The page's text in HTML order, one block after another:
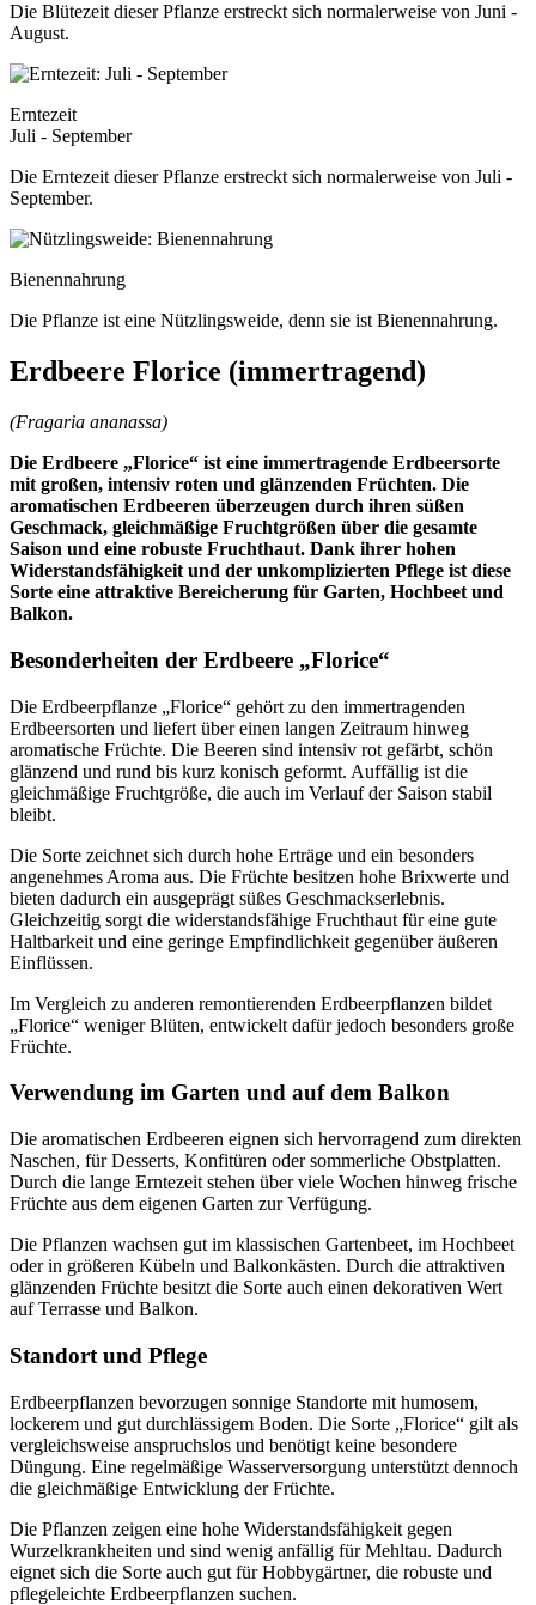
Die Blütezeit dieser Pflanze erstreckt sich normalerweise von Juni -
August.
Erntezeit
Juli - September
Die Erntezeit dieser Pflanze erstreckt sich normalerweise von Juli -
September.
Bienennahrung
Die Pflanze ist eine Nützlingsweide, denn sie ist Bienennahrung.
Erdbeere Florice (immertragend)
(Fragaria ananassa)
Die Erdbeere „Florice“ ist eine immertragende Erdbeersorte
mit großen, intensiv roten und glänzenden Früchten. Die
aromatischen Erdbeeren überzeugen durch ihren süßen
Geschmack, gleichmäßige Fruchtgrößen über die gesamte
Saison und eine robuste Fruchthaut. Dank ihrer hohen
Widerstandsfähigkeit und der unkomplizierten Pflege ist diese
Sorte eine attraktive Bereicherung für Garten, Hochbeet und
Balkon.
Besonderheiten der Erdbeere „Florice“
Die Erdbeerpflanze „Florice“ gehört zu den immertragenden
Erdbeersorten und liefert über einen langen Zeitraum hinweg
aromatische Früchte. Die Beeren sind intensiv rot gefärbt, schön
glänzend und rund bis kurz konisch geformt. Auffällig ist die
gleichmäßige Fruchtgröße, die auch im Verlauf der Saison stabil
bleibt.
Die Sorte zeichnet sich durch hohe Erträge und ein besonders
angenehmes Aroma aus. Die Früchte besitzen hohe Brixwerte und
bieten dadurch ein ausgeprägt süßes Geschmackserlebnis.
Gleichzeitig sorgt die widerstandsfähige Fruchthaut für eine gute
Haltbarkeit und eine geringe Empfindlichkeit gegenüber äußeren
Einflüssen.
Im Vergleich zu anderen remontierenden Erdbeerpflanzen bildet
„Florice“ weniger Blüten, entwickelt dafür jedoch besonders große
Früchte.
Verwendung im Garten und auf dem Balkon
Die aromatischen Erdbeeren eignen sich hervorragend zum direkten
Naschen, für Desserts, Konfitüren oder sommerliche Obstplatten.
Durch die lange Erntezeit stehen über viele Wochen hinweg frische
Früchte aus dem eigenen Garten zur Verfügung.
Die Pflanzen wachsen gut im klassischen Gartenbeet, im Hochbeet
oder in größeren Kübeln und Balkonkästen. Durch die attraktiven
glänzenden Früchte besitzt die Sorte auch einen dekorativen Wert
auf Terrasse und Balkon.
Standort und Pflege
Erdbeerpflanzen bevorzugen sonnige Standorte mit humosem,
lockerem und gut durchlässigem Boden. Die Sorte „Florice“ gilt als
vergleichsweise anspruchslos und benötigt keine besondere
Düngung. Eine regelmäßige Wasserversorgung unterstützt dennoch
die gleichmäßige Entwicklung der Früchte.
Die Pflanzen zeigen eine hohe Widerstandsfähigkeit gegen
Wurzelkrankheiten und sind wenig anfällig für Mehltau. Dadurch
eignet sich die Sorte auch gut für Hobbygärtner, die robuste und
pflegeleichte Erdbeerpflanzen suchen.